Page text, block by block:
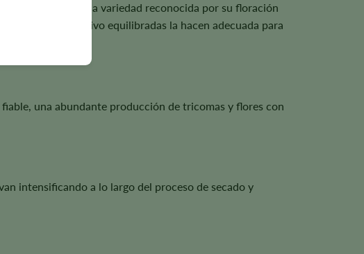
para crear una variedad reconocida por su floración
de cultivo equilibradas la hacen adecuada para
una abundante producción de tricomas y flores con
intensificando a lo largo del proceso de secado y